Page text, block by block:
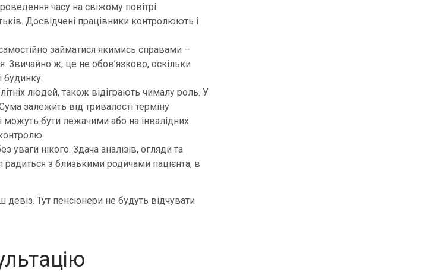
часу на свіжому повітрі.
Досвідчені працівники контролюють і
займатися якимись справами –
Звичайно ж, це не обов’язково, оскільки
будинку.
людей, також відіграють чималу роль. У
залежить від тривалості терміну
бути лежачими або на інвалідних
нікого. Здача аналізів, огляди та
радиться з близькими родичами пацієнта, в
Тут пенсіонери не будуть відчувати